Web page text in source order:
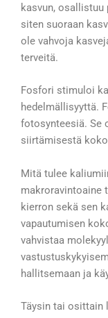
kasvun,
siten suoraan
ole vahvoja
terveitä.
Fosfori stimuloi
hedelmällisyyttä.
fotosynteesiä. Se
siirtämisestä
Mitä tulee
makroravintoaine
kierron sekä sen
vapautumisen
vahvistaa
hallitsemaan ja
Täysin tai osittain